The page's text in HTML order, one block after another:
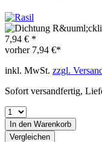
7,94 € *
vorher 7,94 €*
inkl. MwSt. zzgl.
Sofort versandfertig,
In den Warenkorb
Vergleichen